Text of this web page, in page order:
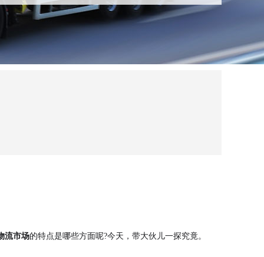
流市场的特点是哪些方面呢?今天，带大伙儿一探究竟。